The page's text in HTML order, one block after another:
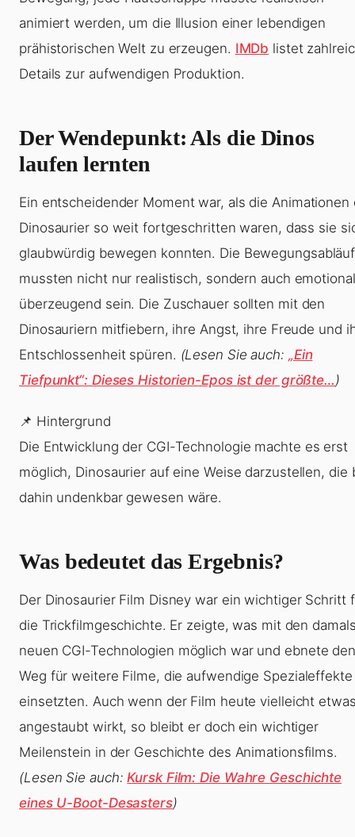
animiert werden, um die Illusion einer lebendigen
prähistorischen Welt zu erzeugen. IMDb listet
Details zur aufwendigen Produktion.
Der Wendepunkt: Als die Dinos
laufen lernten
Ein entscheidender Moment war, als die Animationen
Dinosaurier so weit fortgeschritten waren, dass sie
glaubwürdig bewegen konnten. Die
mussten nicht nur realistisch, sondern auch emotional
überzeugend sein. Die Zuschauer sollten mit den
Dinosauriern mitfiebern, ihre Angst, ihre Freude und
Entschlossenheit spüren. (Lesen Sie auch: „Ein
Tiefpunkt“: Dieses Historien-Epos ist der größte…)
📌 Hintergrund
Die Entwicklung der CGI-Technologie machte es erst
möglich, Dinosaurier auf eine Weise darzustellen, die
dahin undenkbar gewesen wäre.
Was bedeutet das Ergebnis?
Der Dinosaurier Film Disney war ein wichtiger Schritt
die Trickfilmgeschichte. Er zeigte, was mit den
neuen CGI-Technologien möglich war und ebnete
Weg für weitere Filme, die aufwendige Spezialeffekte
einsetzten. Auch wenn der Film heute vielleicht
angestaubt wirkt, so bleibt er doch ein wichtiger
Meilenstein in der Geschichte des Animationsfilms.
(Lesen Sie auch:Kursk Film: Die Wahre Geschichte
eines U-Boot-Desasters)